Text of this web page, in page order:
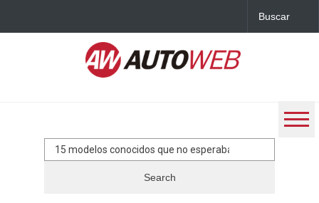
Search
for: